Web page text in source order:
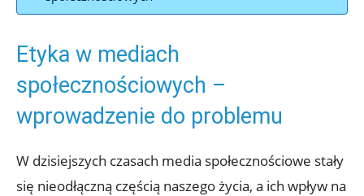
Etyka w mediach
społecznościowych –
wprowadzenie do problemu
W dzisiejszych czasach media społecznościowe stały
się nieodłączną częścią naszego życia, a ich wpływ na